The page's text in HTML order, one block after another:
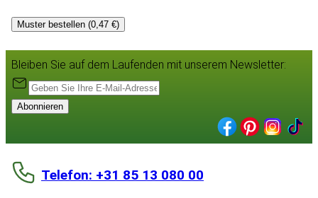
Muster bestellen (0,47 €)
Bleiben Sie auf dem Laufenden mit unserem Newsletter:
Abonnieren
Telefon: +31 85 13 080 00